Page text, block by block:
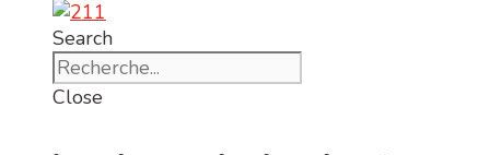
Search
Close